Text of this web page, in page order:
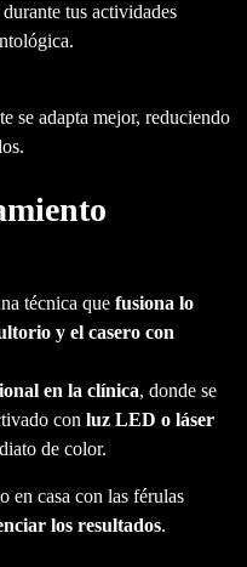
tus actividades
se adapta mejor, reduciendo
técnica que fusiona lo
y el casero con
en la clínica, donde se
con luz LED o láser
de color.
en casa con las férulas
los resultados.